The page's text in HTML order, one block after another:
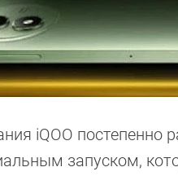
iQOO постепенно
запуском,